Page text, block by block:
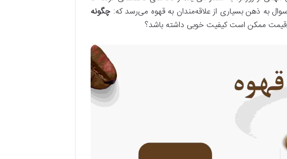
به ذهن بسیاری از علاقه‌مندان به قهوه می‌رسد که: چگونه
ممکن است کیفیت خوبی داشته باشد؟